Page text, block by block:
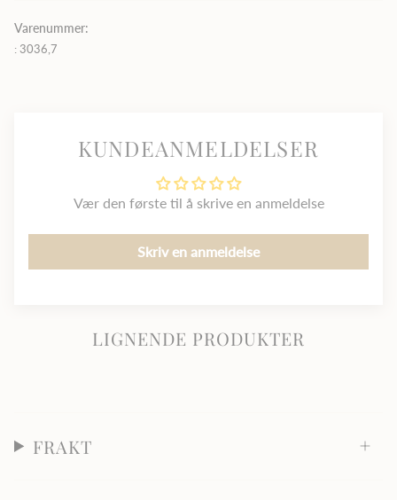
av halskjeder, ringer og øredobber – perfekte for gaver eller
spesielle anledninger. Diamanthuset –
Varenummer:
: 3036,7
KUNDEANMELDELSER
Vær den første til å skrive en anmeldelse
Skriv en anmeldelse
LIGNENDE PRODUKTER
FRAKT